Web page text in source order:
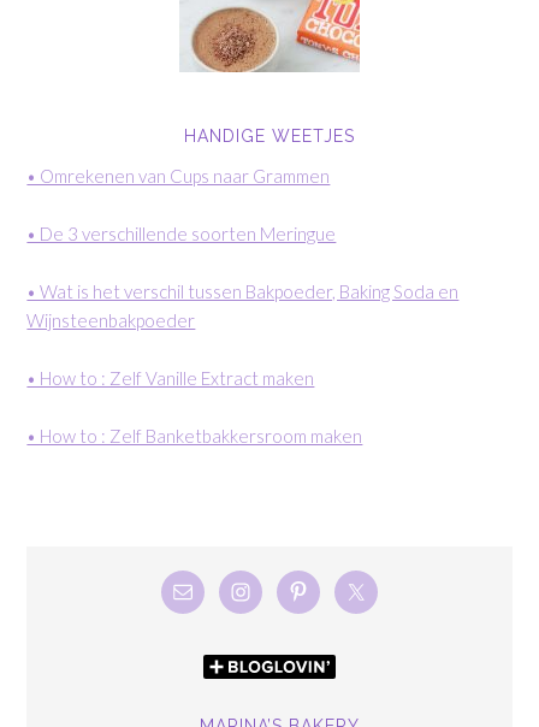
HANDIGE WEETJES
• Omrekenen van Cups naar Grammen
• De 3 verschillende soorten Meringue
• Wat is het verschil tussen Bakpoeder, Baking Soda en
Wijnsteenbakpoeder
• How to : Zelf Vanille Extract maken
• How to : Zelf Banketbakkersroom maken